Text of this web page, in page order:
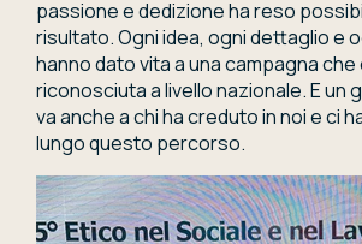
passione e dedizione ha reso
risultato. Ogni idea, ogni dettaglio e
hanno dato vita a una campagna
riconosciuta a livello nazionale. E un
va anche a chi ha creduto in noi e ci
lungo questo percorso.